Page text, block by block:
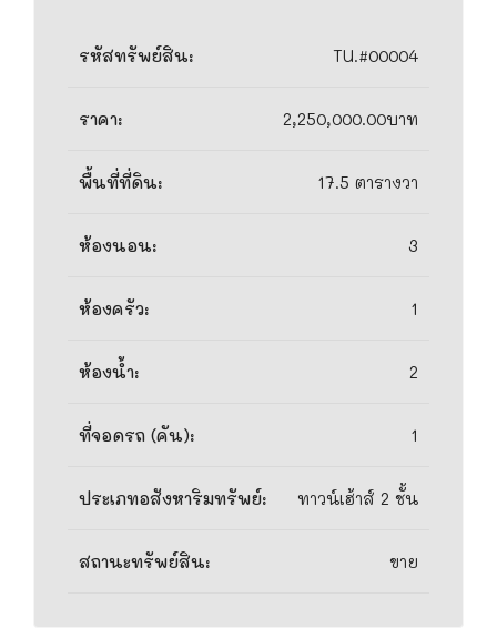
รหัสทรัพย์สิน: TU.#00004
ราคา: 2,250,000.00บาท
พื้นที่ที่ดิน: 17.5 ตารางวา
ห้องนอน: 3
ห้องครัว: 1
ห้องน้ำ: 2
ที่จอดรถ (คัน): 1
ประเภทอสังหาริมทรัพย์: ทาวน์เฮ้าส์ 2 ชั้น
สถานะทรัพย์สิน: ขาย